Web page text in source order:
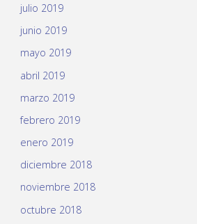
julio 2019
junio 2019
mayo 2019
abril 2019
marzo 2019
febrero 2019
enero 2019
diciembre 2018
noviembre 2018
octubre 2018